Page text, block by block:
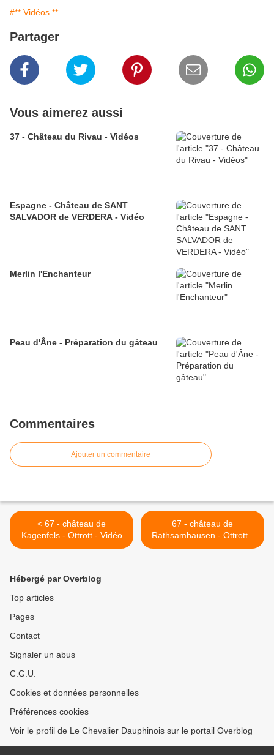
#** Vidéos **
Partager
Vous aimerez aussi
37 - Château du Rivau - Vidéos
Espagne - Château de SANT
SALVADOR de VERDERA - Vidéo
Merlin l'Enchanteur
Peau d'Âne - Préparation du gâteau
Commentaires
Ajouter un commentaire
< 67 - château de
Kagenfels - Ottrott - Vidéo
67 - château de
Rathsamhausen - Ottrott -
Vidéo >
Hébergé par Overblog
Top articles
Pages
Contact
Signaler un abus
C.G.U.
Cookies et données personnelles
Préférences cookies
Voir le profil de Le Chevalier Dauphinois sur le portail Overblog